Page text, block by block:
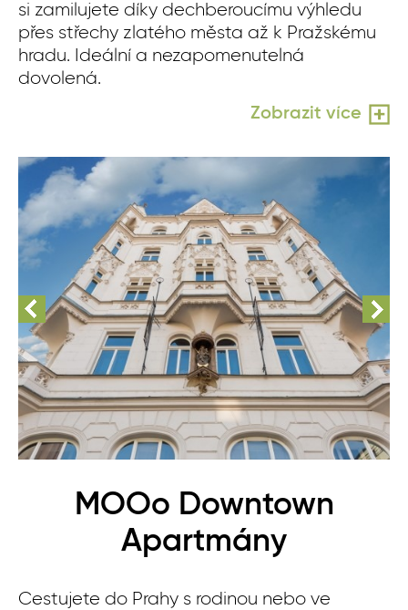
si zamilujete díky dechberoucímu výhledu
přes střechy zlatého města až k Pražskému
hradu. Ideální a nezapomenutelná
dovolená.
Zobrazit více
MOOo Downtown
Apartmány
Cestujete do Prahy s rodinou nebo ve